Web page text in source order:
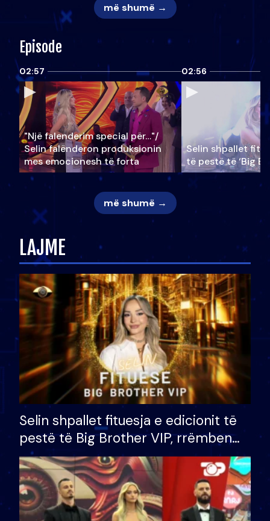
më shumë →
Episode
02:57
"Një falenderim special për…"/
Selin falënderon produksionin
mes emocionesh të forta
02:56
Selin shpallet
të pestë të ‘Big
më shumë →
LAJME
Selin shpallet fituesja e edicionit të
pestë të Big Brother VIP, rrëmben
çmimin e madh prej 100 mijë eurosh